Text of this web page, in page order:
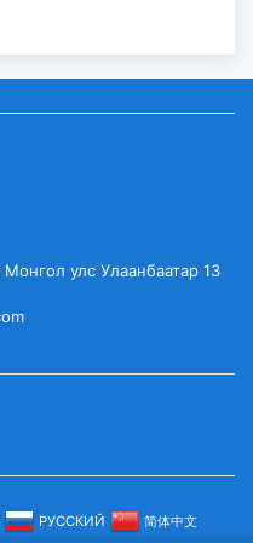
улс Улаанбаатар 13
РУССКИЙ 简体中文